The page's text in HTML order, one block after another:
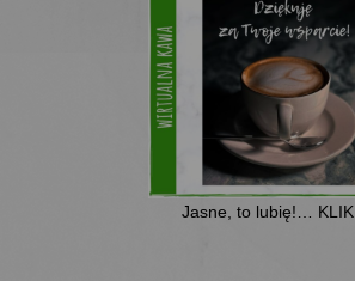
Jasne, to lubię!… KLIK